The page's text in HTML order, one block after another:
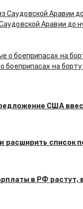
Аравии до
боеприпасах на
США
расширить список
в РФ растут,